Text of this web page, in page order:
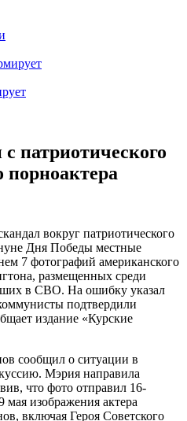
патриотического
порноактера
вокруг патриотического
Дня Победы местные
7 фотографий американского
размещенных среди
в СВО. На ошибку указал
подтвердили
издание «Курские
сообщил о ситуации в
Мэрия направила
что фото отправил 16-
изображения актера
включая Героя Советского